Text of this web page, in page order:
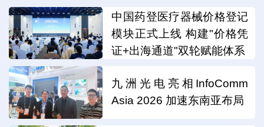
中国药登医疗器械价格登记
模块正式上线 构建"价格凭
证+出海通道"双轮赋能体系
九洲光电亮相InfoComm
Asia 2026 加速东南亚布局